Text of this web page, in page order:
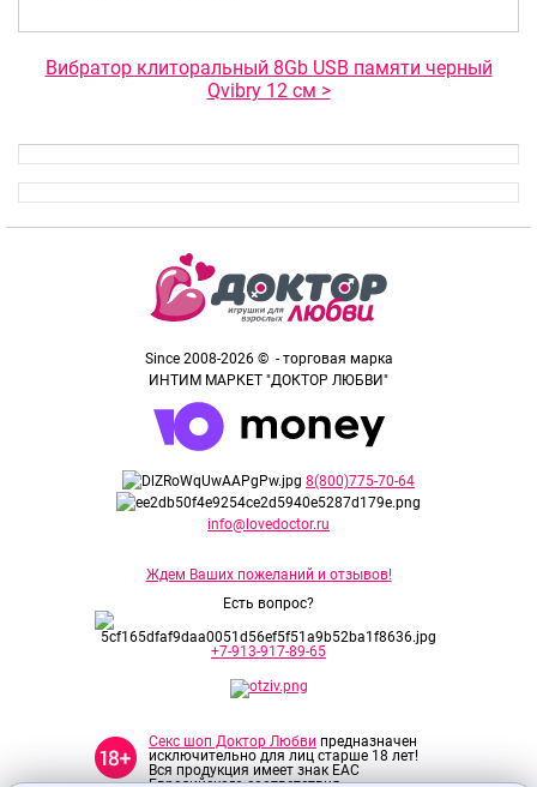
Вибратор клиторальный 8Gb USB памяти черный
Qvibry 12 см >
Since 2008-2026 © - торговая марка
ИНТИМ МАРКЕТ "ДОКТОР ЛЮБВИ"
8(800)775-70-64
info@lovedoctor.ru
Ждем Ваших пожеланий и отзывов!
Есть вопрос?
+7-913-917-89-65
Секс шоп Доктор Любви предназначен
исключительно для лиц старше 18 лет!
Вся продукция имеет знак EAC